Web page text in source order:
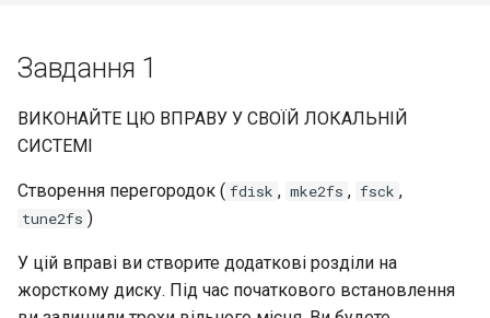
Завдання 1
ВИКОНАЙТЕ ЦЮ ВПРАВУ У СВОЇЙ ЛОКАЛЬНІЙ
СИСТЕМІ
Створення перегородок ( fdisk , mke2fs , fsck ,
tune2fs )
У цій вправі ви створите додаткові розділи на
жорсткому диску. Під час початкового встановлення